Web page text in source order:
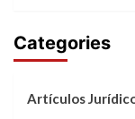
Categories
Artículos